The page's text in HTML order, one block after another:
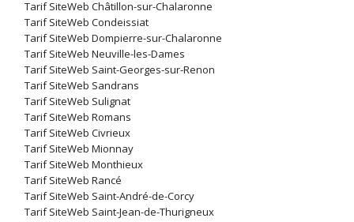
Tarif SiteWeb Châtillon-sur-Chalaronne
Tarif SiteWeb Condeissiat
Tarif SiteWeb Dompierre-sur-Chalaronne
Tarif SiteWeb Neuville-les-Dames
Tarif SiteWeb Saint-Georges-sur-Renon
Tarif SiteWeb Sandrans
Tarif SiteWeb Sulignat
Tarif SiteWeb Romans
Tarif SiteWeb Civrieux
Tarif SiteWeb Mionnay
Tarif SiteWeb Monthieux
Tarif SiteWeb Rancé
Tarif SiteWeb Saint-André-de-Corcy
Tarif SiteWeb Saint-Jean-de-Thurigneux